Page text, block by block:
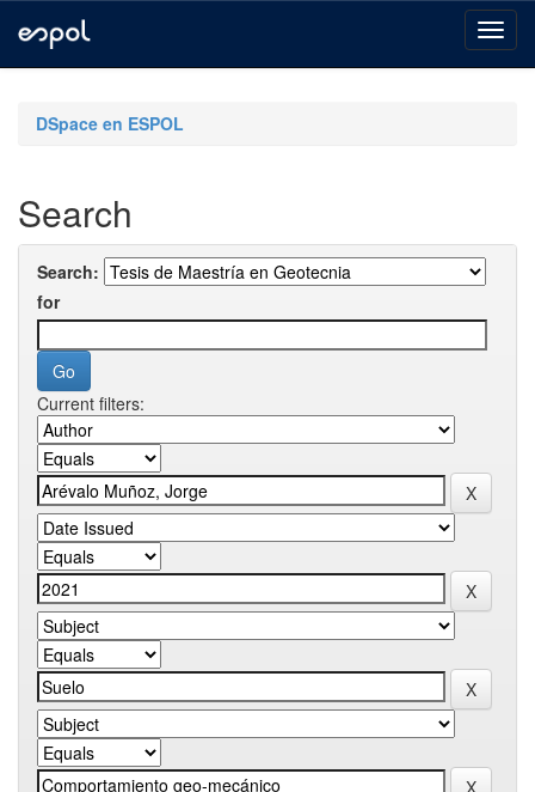
navigationDSpace en ESPOL
Search
Search:
for
Current filters: